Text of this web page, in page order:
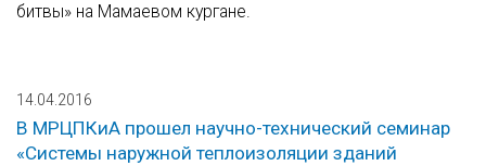
битвы» на Мамаевом кургане.
14.04.2016
В МРЦПКиА прошел научно-технический семинар
«Системы наружной теплоизоляции зданий